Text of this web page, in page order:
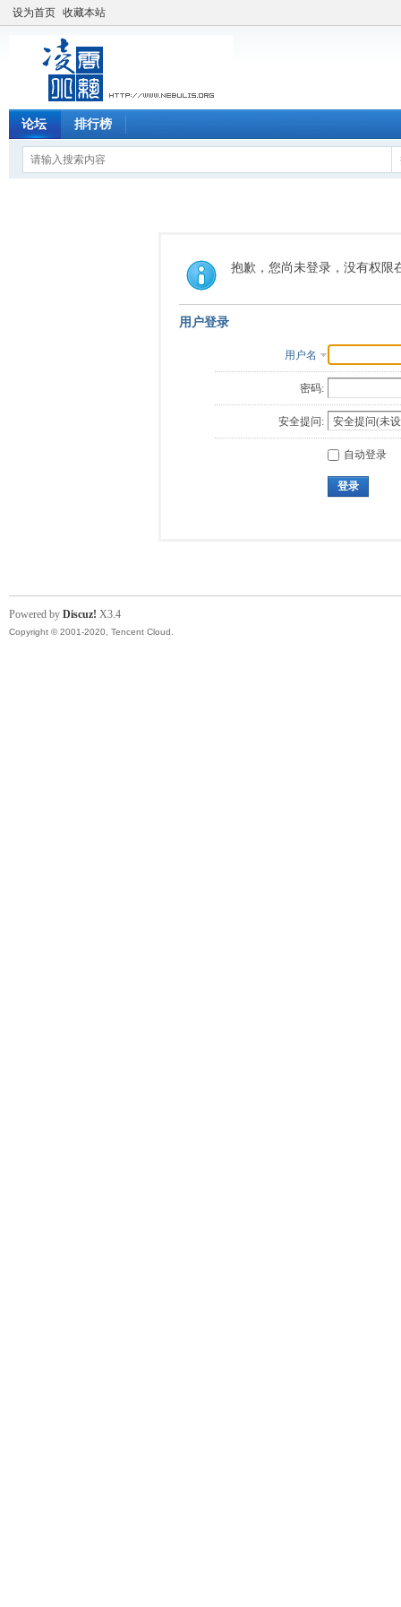
设为首页 收藏本站
论坛 排行榜
抱歉，您尚未登录，没有权限
用户登录
用户名
密码:
安全提问:
自动登录
登录
Powered by Discuz! X3.4
Copyright © 2001-2020, Tencent Cloud.